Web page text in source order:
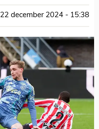
22 december 2024 - 15:38